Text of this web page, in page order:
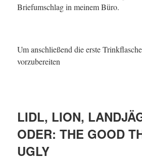
Briefumschlag in meinem Büro.
Um anschließend die erste
vorzubereiten
LIDL, LION,
ODER: THE GOOD
UGLY